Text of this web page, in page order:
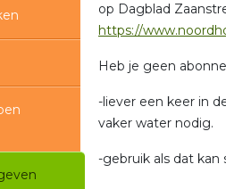
op Dagblad
https://
Heb je geen
-liever een keer in
vaker water nodig.
-gebruik als dat